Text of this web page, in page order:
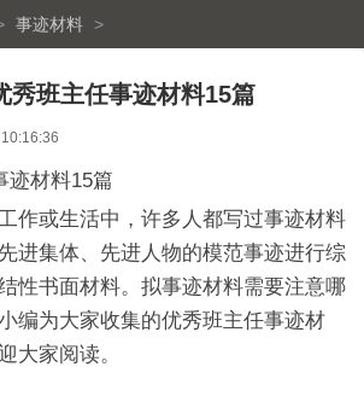
事迹材料 >
秀班主任事迹材料15篇
迹材料15篇
或生活中，许多人都写过事迹材料
进集体、先进人物的模范事迹进行综
性书面材料。拟事迹材料需要注意哪
编为大家收集的优秀班主任事迹材
大家阅读。